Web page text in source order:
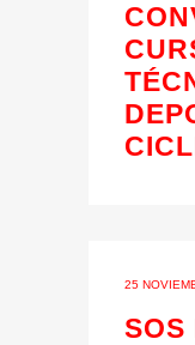
25
SOS